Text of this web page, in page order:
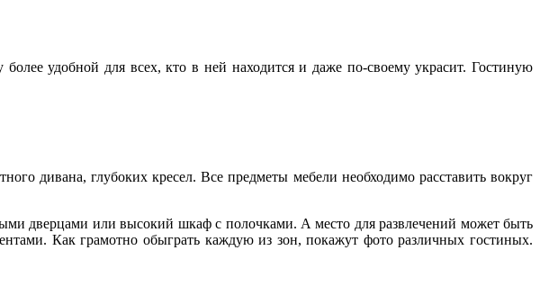
удобной для всех, кто в ней находится и даже по-своему украсит. Гостиную
дивана, глубоких кресел. Все предметы мебели необходимо расставить вокруг
дверцами или высокий шкаф с полочками. А место для развлечений может быть
Как грамотно обыграть каждую из зон, покажут фото различных гостиных.